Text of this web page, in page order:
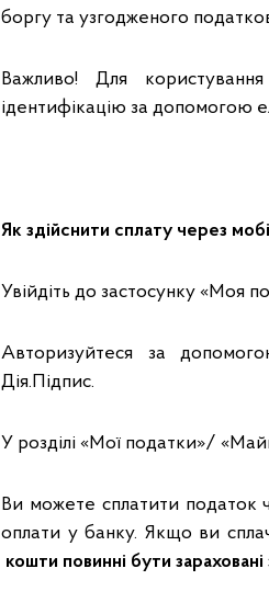
боргу та узгодженого
Важливо! Для
ідентифікацію за допомогою
Як здійснити сплату через
Увійдіть до застосунку «Моя
Авторизуйтеся за
Дія.Підпис.
У розділі «Мої податки»/
Ви можете сплатити податок
оплати у банку. Якщо ви
кошти повинні бути